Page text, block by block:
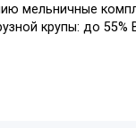
мельничные
крупы: до